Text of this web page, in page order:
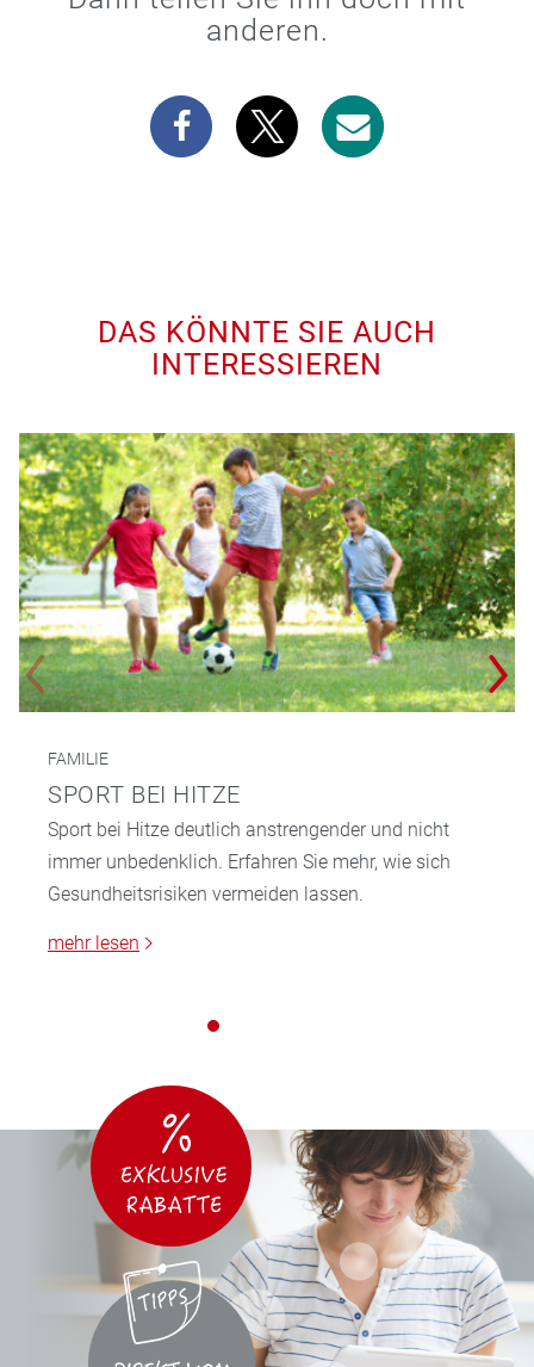
anderen.
DAS KÖNNTE SIE AUCH
INTERESSIEREN
FAMILIE
SPORT BEI HITZE
Sport bei Hitze deutlich anstrengender und nicht
immer unbedenklich. Erfahren Sie mehr, wie sich
Gesundheitsrisiken vermeiden lassen.
mehr lesen